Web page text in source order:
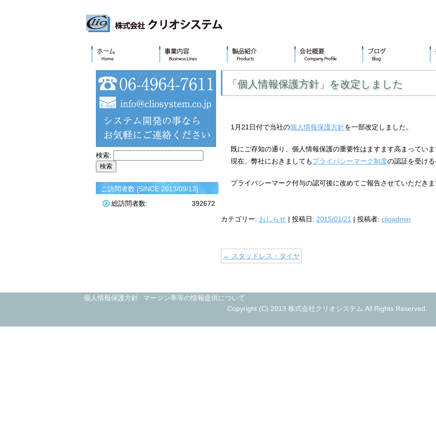
検索:
ご訪問者数 [SINCE 2013/09/13]
392672
総訪問者数:
「個人情報保護方針」を改定しました
1月21日付で当社の個人情報保護方針を一部改定しました。
既にご存知の通り、個人情報保護の重要性はますます高まっていま
現在、弊社におきましてもプライバシーマーク制度の認証を受ける
プライバシーマーク付与の認可後に改めてご報告させていただきま
カテゴリー: おしらせ | 投稿日: 2015/01/21 | 投稿者: clioadmin
← スタッドレス・タイヤ
個人情報保護方針
マージン率等の情報提供について
Copyright (C) 2013 株式会社クリオシステム All Rights Reserved.